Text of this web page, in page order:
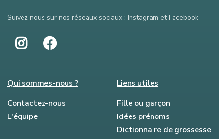
Suivez nous sur nos réseaux sociaux : Instagram et Facebook
Qui sommes-nous ?
Contactez-nous
L'équipe
Liens utiles
Fille ou garçon
Idées prénoms
Dictionnaire de grossesse